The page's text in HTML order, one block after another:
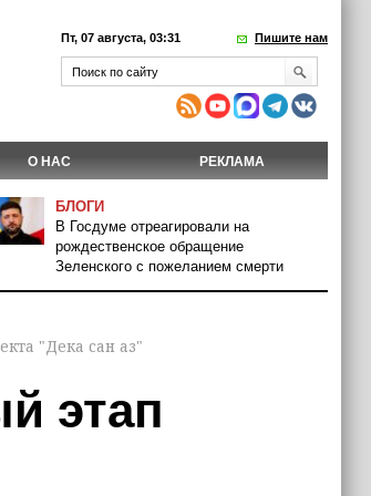
Пт, 07 августа, 03:31 Пишите нам
О НАС РЕКЛАМА
БЛОГИ
В Госдуме отреагировали на
рождественское обращение
Зеленского с пожеланием смерти
"Дека сан аз"
этап